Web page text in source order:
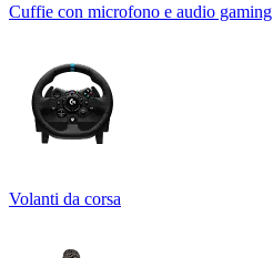
Cuffie con microfono e audio gaming
Volanti da corsa